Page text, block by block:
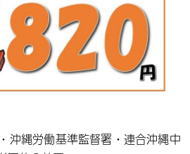
沖縄労働基準監督署・連合沖縄中